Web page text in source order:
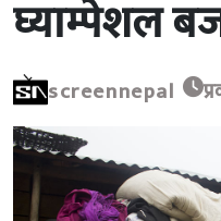
घ्याम्पेशल
screennepal